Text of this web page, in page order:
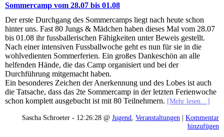
Sommercamp vom 28.07 bis 01.08
Der erste Durchgang des Sommercamps liegt nach heute schon
hinter uns. Fast 80 Jungs & Mädchen haben dieses Mal vom 28.07
bis 01.08 ihr fussballerischen Fähigkeiten unter Beweis gestellt.
Nach einer intensiven Fussballwoche geht es nun für sie in die
wohlvedienten Sommerferien. Ein großes Dankeschön an alle
helfenden Hände, die das Camp organisiert und bei der
Durchführung mitgemacht haben.
Ein besonderes Zeichen der Anerkennung und des Lobes ist auch
die Tatsache, dass das 2te Sommercamp in der letzten Ferienwoche
schon komplett ausgebucht ist mit 80 Teilnehmern. [Mehr lesen…]
Sascha Schroeter - 12:26:28 @ Jugend Veranstaltungen | Kommentar
hinzufügen